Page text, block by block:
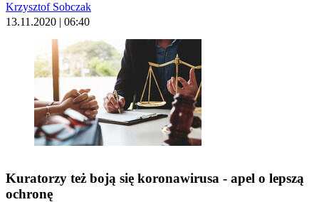
Krzysztof Sobczak
13.11.2020 | 06:40
Kuratorzy też boją się koronawirusa - apel o lepszą
ochronę